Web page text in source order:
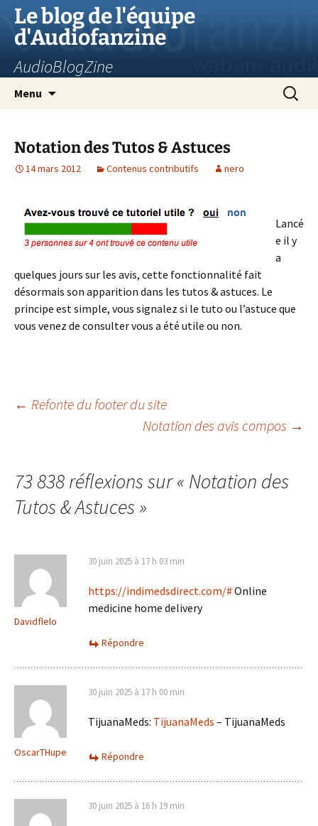
Aller
contenu
Le blog de l'équipe
d'Audiofanzine
AudioBlogZine
Menu
Notation des Tutos & Astuces
14 mars 2012 Contenus contributifs nero
Lancé
e il y
a
quelques jours sur les avis, cette fonctionnalité fait
désormais son apparition dans les tutos & astuces. Le
principe est simple, vous signalez si le tuto ou l’astuce que
vous venez de consulter vous a été utile ou non.
Navigation
articles
← Refonte du footer du site
Notation des avis compos →
73 838 réflexions sur « Notation des
Tutos & Astuces»
Davidflelo
30 juin 2025 à 17 h 03 min
https://indimedsdirect.com/#Online
medicine home delivery
Répondre
OscarTHupe
30 juin 2025 à 17 h 00 min
TijuanaMeds: TijuanaMeds – TijuanaMeds
Répondre
30 juin 2025 à 16 h 19 min